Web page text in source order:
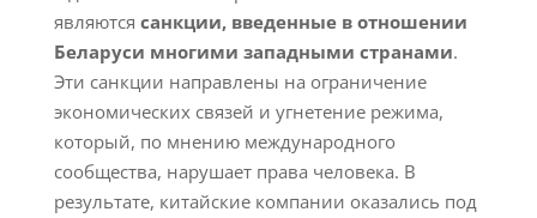
являются санкции, введенные в отношении
Беларуси многими западными странами.
Эти санкции направлены на ограничение
экономических связей и угнетение режима,
который, по мнению международного
сообщества, нарушает права человека. В
результате, китайские компании оказались под